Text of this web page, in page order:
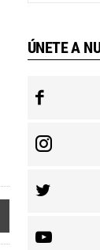
ÚNETE A